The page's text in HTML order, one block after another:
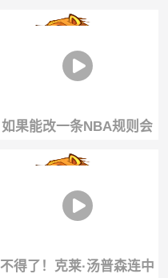
起三分雨连续扔进三分
如果能改一条NBA规则会
选哪条？利拉德：增加4分
线！😁
不得了！克莱·汤普森连中